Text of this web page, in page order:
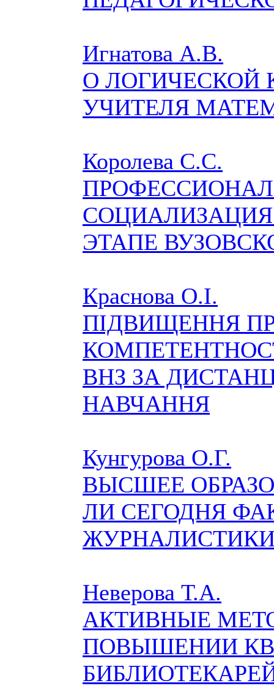
Игнатова А.В.
О ЛОГИЧЕСКОЙ
УЧИТЕЛЯ
Королева С.С.
ЭТАПЕ
Краснова О.І.
ПІДВИЩЕННЯ
ВНЗ ЗА
НАВЧАННЯ
Кунгурова О.Г.
ВЫСШЕЕ
ЛИ СЕГОДНЯ
Неверова Т.А.
АКТИВНЫЕ
ПОВЫШЕНИИ